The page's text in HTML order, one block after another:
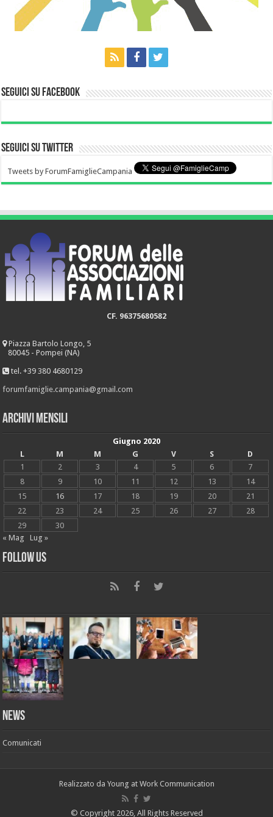
Seguici su Facebook
Seguici su Twitter
Tweets by ForumFamiglieCampania
CF. 96375680582
Piazza Bartolo Longo, 5
80045 - Pompei (NA)
tel. +39 380 4680129
forumfamiglie.campania@gmail.com
Archivi mensili
Giugno 2020
L
M M G V S
D
1
2 3 4 5 6
7
8
9 10 11 12 13
14
15
16 17 18 19 20
21
22
23 24 25 26 27
28
29
30
« Mag
Lug »
Follow Us
News
Comunicati
Realizzato da Young at Work Communication
© Copyright 2026, All Rights Reserved